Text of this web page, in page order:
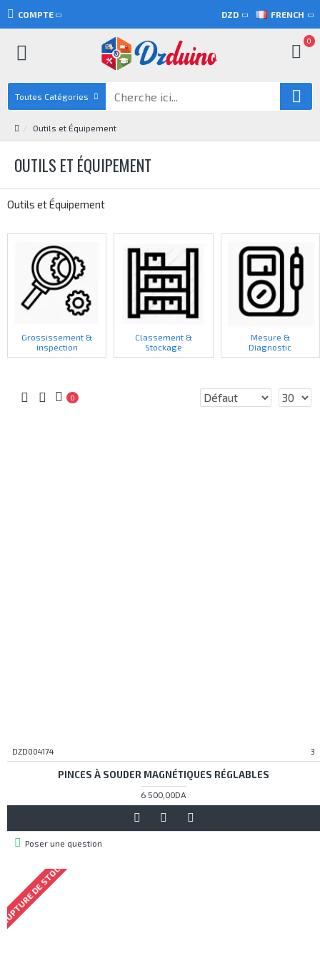
COMPTE DZD FRENCH
0
Toutes Catégories
Outils et Équipement
OUTILS ET ÉQUIPEMENT
Outils et Équipement
Grossissement &
inspection
Classement &
Stockage
Mesure &
Diagnostic
0
DZD004174 3
PINCES À SOUDER MAGNÉTIQUES RÉGLABLES
6 500,00DA
Poser une question
DE STOCK